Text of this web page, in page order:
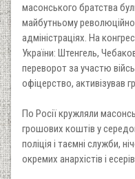
масонського братства
майбутньому
адміністраціях. На
України: Штенгель,
переворот за участю
офіцерство, активізував
По Росії кружляли
грошових коштів у
поліція і таємні служби,
окремих анархістів і